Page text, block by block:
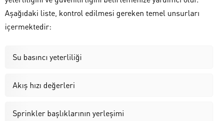
Aşağıdaki liste, kontrol edilmesi gereken temel unsurları
içermektedir:
Su basıncı yeterliliği
Akış hızı değerleri
Sprinkler başlıklarının yerleşimi